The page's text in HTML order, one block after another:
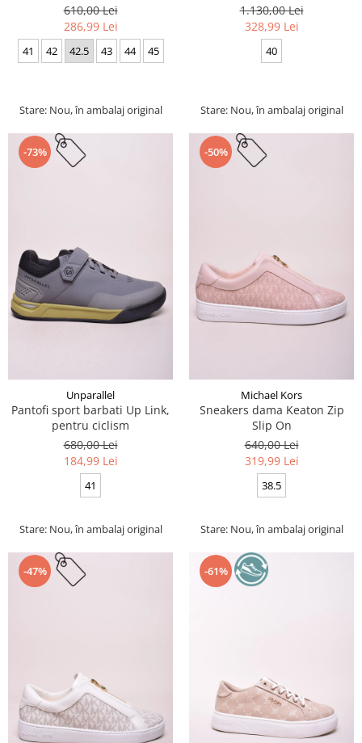
610,00 Lei
286,99 Lei
41 42 42.5 43 44 45
Stare: Nou, în ambalaj original
1.130,00 Lei
328,99 Lei
40
Stare: Nou, în ambalaj original
-73%
Unparallel
Pantofi sport barbati Up Link,
pentru ciclism
680,00 Lei
184,99 Lei
41
Stare: Nou, în ambalaj original
-50%
Michael Kors
Sneakers dama Keaton Zip
Slip On
640,00 Lei
319,99 Lei
38.5
Stare: Nou, în ambalaj original
-47% -61%